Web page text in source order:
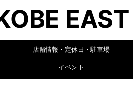
EAST
店舗情報・定休日・駐車場
イベント